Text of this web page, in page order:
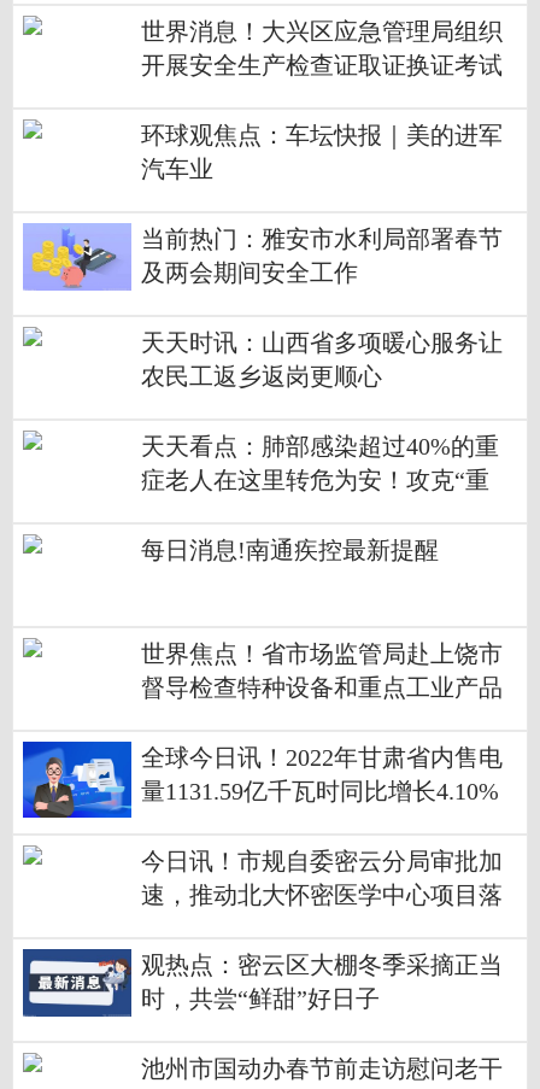
世界消息！大兴区应急管理局组织
开展安全生产检查证取证换证考试
环球观焦点：车坛快报｜美的进军
汽车业
当前热门：雅安市水利局部署春节
及两会期间安全工作
天天时讯：山西省多项暖心服务让
农民工返乡返岗更顺心
天天看点：肺部感染超过40%的重
症老人在这里转危为安！攻克“重
高
每日消息!南通疾控最新提醒
世界焦点！省市场监管局赴上饶市
督导检查特种设备和重点工业产品
全球今日讯！2022年甘肃省内售电
量1131.59亿千瓦时同比增长4.10%
今日讯！市规自委密云分局审批加
速，推动北大怀密医学中心项目落
观热点：密云区大棚冬季采摘正当
时，共尝“鲜甜”好日子
池州市国动办春节前走访慰问老干